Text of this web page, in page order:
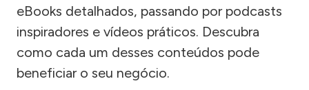
eBooks detalhados, passando por podcasts
inspiradores e vídeos práticos. Descubra
como cada um desses conteúdos pode
beneficiar o seu negócio.